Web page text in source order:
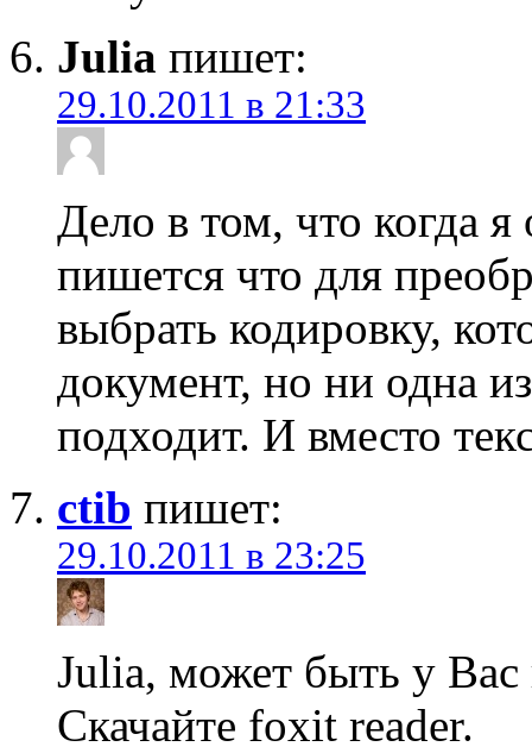
Julia пишет:
29.10.2011 в 21:33
Дело в том, что когда
пишется что для
выбрать кодировку,
документ, но ни одна
подходит. И вместо
ctib пишет:
29.10.2011 в 23:25
Julia, может быть у Вас
Скачайте foxit reader.